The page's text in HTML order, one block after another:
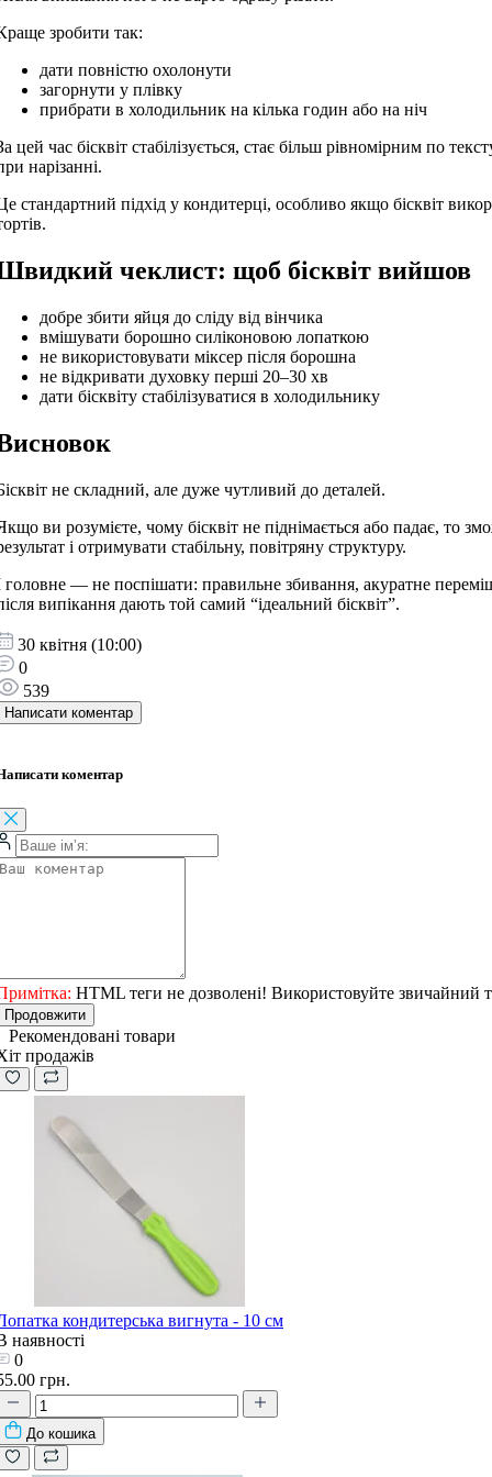
зробити так:
дати повністю охолонути
загорнути у плівку
прибрати в холодильник на кілька годин або на ніч
цей час бісквіт стабілізується, стає більш рівномірним по
нарізанні.
стандартний підхід у кондитерці, особливо якщо бісквіт
чеклист: щоб бісквіт вийшов
добре збити яйця до сліду від вінчика
вмішувати борошно силіконовою лопаткою
не використовувати міксер після борошна
не відкривати духовку перші 20–30 хв
дати бісквіту стабілізуватися в холодильнику
не складний, але дуже чутливий до деталей.
ви розумієте, чому бісквіт не піднімається або падає, то
і отримувати стабільну, повітряну структуру.
головне — не поспішати: правильне збивання, акуратне
випікання дають той самий “ідеальний бісквіт”.
30 квітня (10:00)
0
539
Написати коментар
коментар
HTML теги не дозволені! Використовуйте звичайний
Продовжити
Рекомендовані товари
продажів
кондитерська вигнута - 10 см
наявності
0
грн.
До кошика